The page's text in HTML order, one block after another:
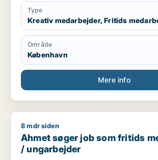
Type
Kreativ medarbejder, Fritids
Område
København
Mere info
Ahmet søger job som fritids
8 mdr siden
Ahmet søger job som fritids
/ ungarbejder